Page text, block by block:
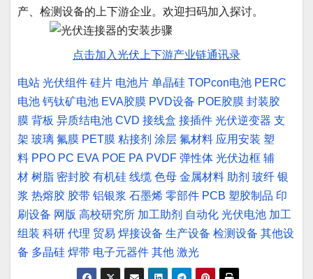
产、检测设备的上下游企业。欢迎扫码加入探讨。
点击加入光伏上下游产业链通讯录
电站 光伏组件 硅片 电池片 单晶硅 TOPcon电池 PERC
电池 钙钛矿电池 EVA胶膜 PVD设备 POE胶膜 封装胶
膜 背板 异质结电池 CVD 接线盒 接插件 光伏逆变器 支
架 玻璃 氟膜 PET膜 粘接剂 涂层 氟材料 应用安装 塑
料 PPO PC EVA POE PA PVDF 弹性体 光伏边框 辅
材 树脂 密封胶 有机硅 线缆 色母 金属材料 助剂 玻纤 银
浆 热熔胶 胶带 铝银浆 石墨烯 零部件 PCB 塑胶制品 印
刷设备 网版 高校研究所 加工助剂 自动化 光伏电池 加工
组装 科研 代理 贸易 焊接设备 生产设备 检测设备 其他设
备 多晶硅 焊带 电子元器件 其他 激光